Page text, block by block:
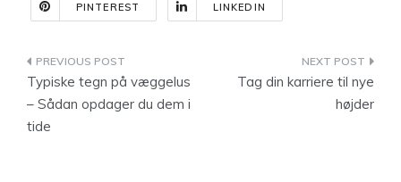
PINTEREST LINKEDIN
Indlægsnavigation
Typiske tegn på væggelus
– Sådan opdager du dem i
tide
Tag din karriere til nye
højder